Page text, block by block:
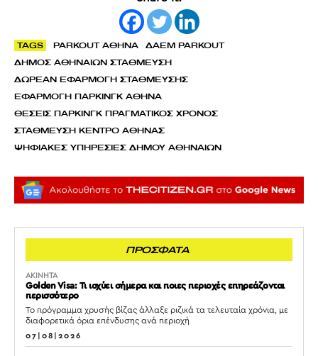
TAGS PARKOUT ΑΘΗΝΑ
ΔΑΕΜ PARKOUT
ΔΗΜΟΣ ΑΘΗΝΑΙΩΝ ΣΤΑΘΜΕΥΣΗ
ΔΩΡΕΑΝ ΕΦΑΡΜΟΓΗ ΣΤΑΘΜΕΥΣΗΣ
ΕΦΑΡΜΟΓΗ ΠΑΡΚΙΝΓΚ ΑΘΗΝΑ
ΘΕΣΕΙΣ ΠΑΡΚΙΝΓΚ ΠΡΑΓΜΑΤΙΚΟΣ ΧΡΟΝΟΣ
ΣΤΑΘΜΕΥΣΗ ΚΕΝΤΡΟ ΑΘΗΝΑΣ
ΨΗΦΙΑΚΕΣ ΥΠΗΡΕΣΙΕΣ ΔΗΜΟΥ ΑΘΗΝΑΙΩΝ
ΠΡΟΣΦΑΤΑ
ΑΚΙΝΗΤΑ
Golden Visa: Τι ισχύει σήμερα και ποιες περιοχές επηρεάζονται
περισσότερο
Το πρόγραμμα χρυσής βίζας άλλαξε ριζικά τα τελευταία χρόνια, με
διαφορετικά όρια επένδυσης ανά περιοχή
07|08|2026